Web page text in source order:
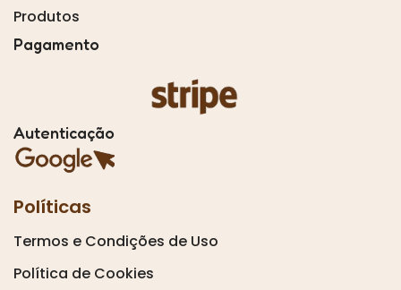
Produtos
Pagamento
Autenticação
Políticas
Termos e Condições de Uso
Política de Cookies